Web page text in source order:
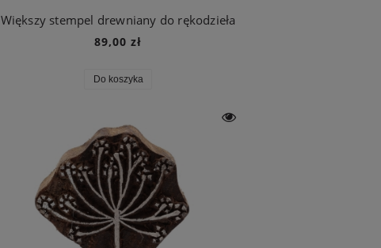
Większy stempel drewniany do rękodzieła
89,00 zł
Do koszyka